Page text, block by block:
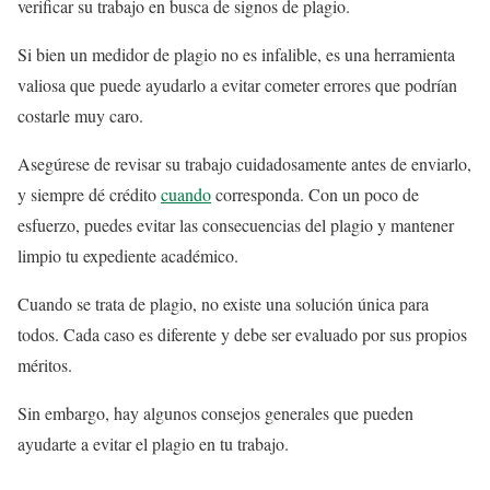
verificar su trabajo en busca de signos de plagio.
Si bien un medidor de plagio no es infalible, es una herramienta
valiosa que puede ayudarlo a evitar cometer errores que podrían
costarle muy caro.
Asegúrese de revisar su trabajo cuidadosamente antes de enviarlo,
y siempre dé créditocuandocorresponda. Con un poco de
esfuerzo, puedes evitar las consecuencias del plagio y mantener
limpio tu expediente académico.
Cuando se trata de plagio, no existe una solución única para
todos. Cada caso es diferente y debe ser evaluado por sus propios
méritos.
Sin embargo, hay algunos consejos generales que pueden
ayudarte a evitar el plagio en tu trabajo.